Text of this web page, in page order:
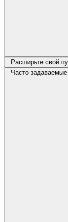
Расширьте свой
Часто